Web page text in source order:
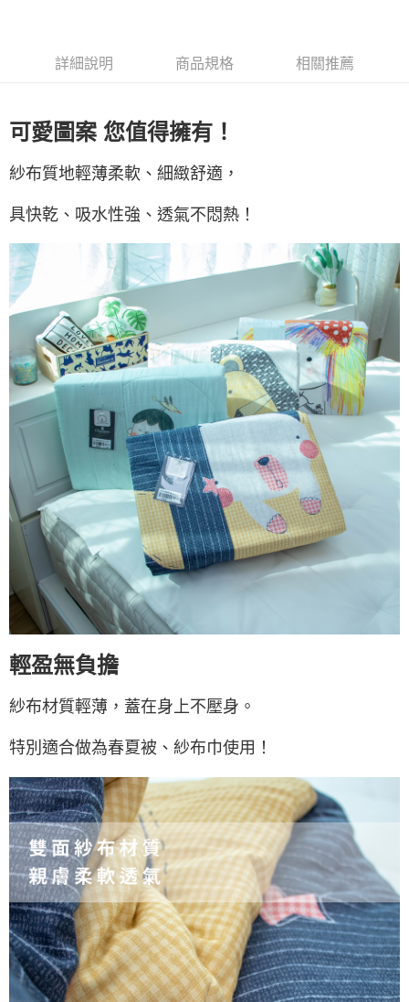
非床墊商品，一般宅配
付款後門市自取(待系統通知後才可取貨)
詳細說明 商品規格 相關推薦
可愛圖案 您值得擁有！
紗布質地輕薄柔軟、細緻舒適，
具快乾、吸水性強、透氣不悶熱！
輕盈無負擔
紗布材質輕薄，蓋在身上不壓身。
特別適合做為春夏被、紗布巾使用！